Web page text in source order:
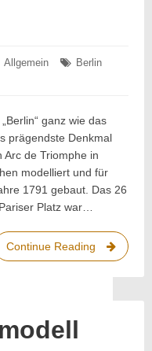
Categories:
Allgemein Tags:
Berlin
ganz wie das
prägendste Denkmal
Arc de Triomphe in
modelliert und für
1791 gebaut. Das 26
Platz war…
Continue Reading
Vier
Berliner